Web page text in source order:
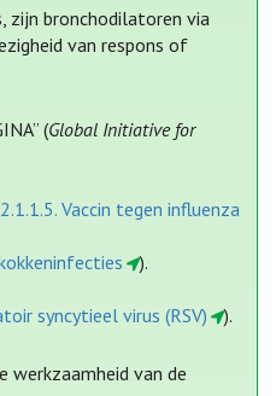
zijn bronchodilatoren via
van respons of
(Global Initiative for
Vaccin tegen influenza
).
syncytieel virus (RSV)
).
werkzaamheid van de